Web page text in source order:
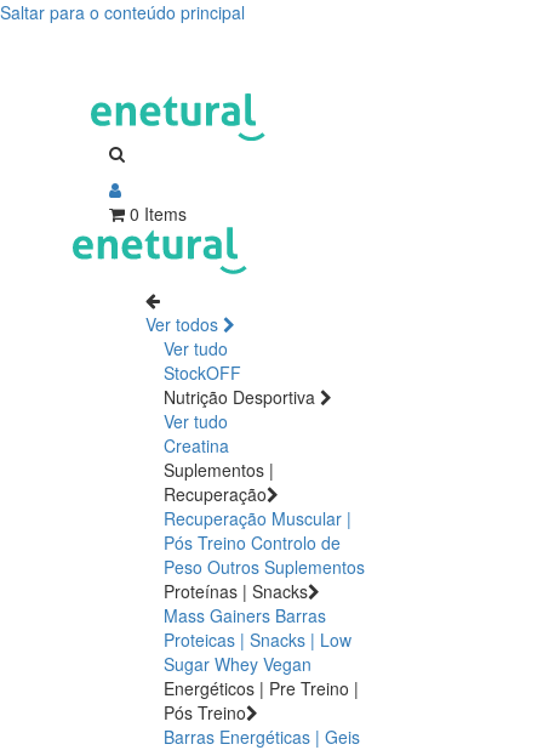
Saltar para o conteúdo principal
0 Items
Ver todos
Ver tudo
StockOFF
Nutrição Desportiva
Ver tudo
Creatina
Suplementos |
Recuperação
Recuperação Muscular |
Pós Treino Controlo de
Peso Outros Suplementos
Proteínas | Snacks
Mass Gainers Barras
Proteicas | Snacks | Low
Sugar Whey Vegan
Energéticos | Pre Treino |
Pós Treino
Barras Energéticas | Geis